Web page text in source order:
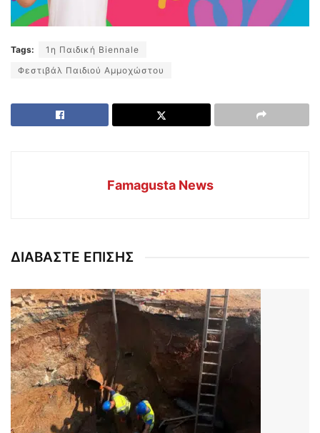
Tags:
1η Παιδική Biennale
Φεστιβάλ Παιδιού Αμμοχώστου
Famagusta News
ΔΙΑΒΑΣΤΕ ΕΠΙΣΗΣ